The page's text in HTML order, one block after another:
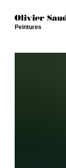
Peintures